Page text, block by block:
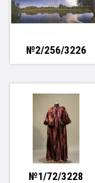
№2/256/3226
№1/72/3228